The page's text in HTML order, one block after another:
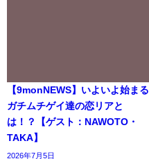
【9monNEWS】いよいよ始まる
ガチムチゲイ達の恋リアと
は！？【ゲスト：NAWOTO・
TAKA】
2026年7月5日